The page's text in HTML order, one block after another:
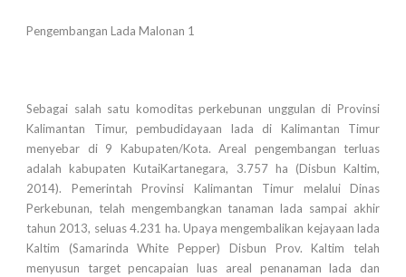
Pengembangan Lada Malonan 1
Sebagai salah satu komoditas perkebunan unggulan di Provinsi
Kalimantan Timur, pembudidayaan lada di Kalimantan Timur
menyebar di 9 Kabupaten/Kota. Areal pengembangan terluas
adalah kabupaten KutaiKartanegara, 3.757 ha (Disbun Kaltim,
2014). Pemerintah Provinsi Kalimantan Timur melalui Dinas
Perkebunan, telah mengembangkan tanaman lada sampai akhir
tahun 2013, seluas 4.231 ha. Upaya mengembalikan kejayaan lada
Kaltim (Samarinda White Pepper) Disbun Prov. Kaltim telah
menyusun target pencapaian luas areal penanaman lada dan